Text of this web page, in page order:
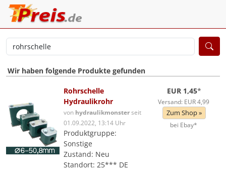
Wir haben folgende Produkte gefunden
Rohrschelle
Hydraulikrohr
von hydraulikmonsterseit
01.09.2022, 13:14 Uhr
Produktgruppe:
Sonstige
Zustand: Neu
Standort: 25*** DE
EUR 1,45*
Versand: EUR 4,99
Zum Shop »
bei Ebay*